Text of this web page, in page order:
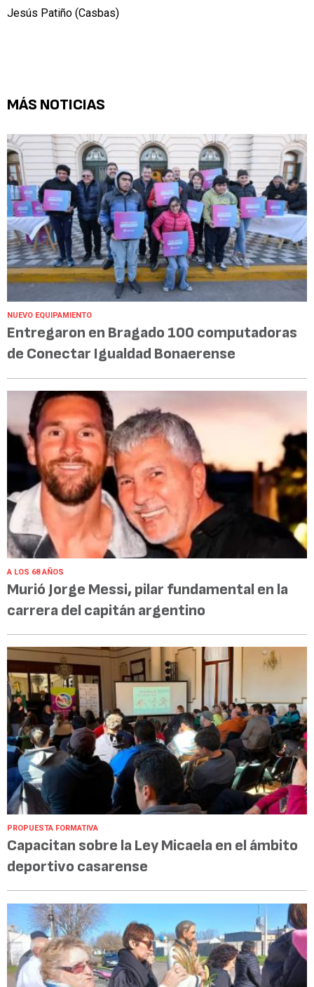
Jesús Patiño (Casbas)
MÁS NOTICIAS
NUEVO EQUIPAMIENTO
Entregaron en Bragado 100 computadoras
de Conectar Igualdad Bonaerense
A LOS 68 AÑOS
Murió Jorge Messi, pilar fundamental en la
carrera del capitán argentino
PROPUESTA FORMATIVA
Capacitan sobre la Ley Micaela en el ámbito
deportivo casarense